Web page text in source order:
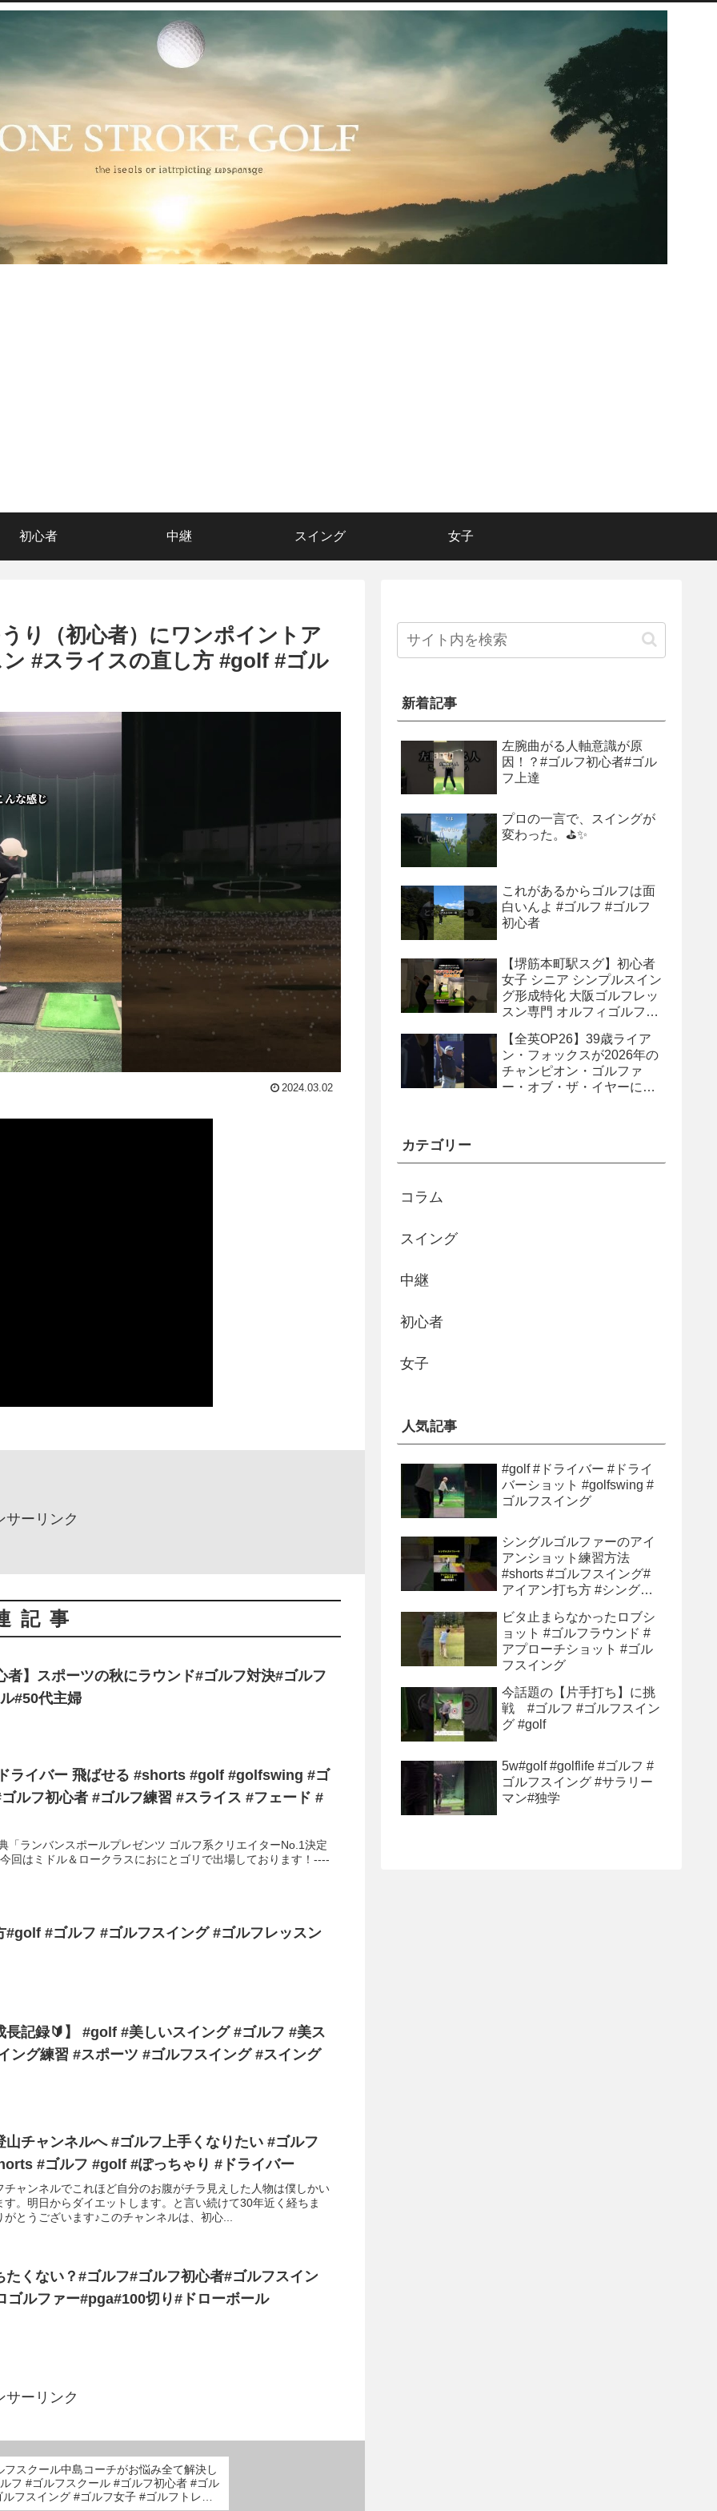
初心者 中継 スイング 女子
り（初心者）にワンポイントア
#スライスの直し方 #golf #ゴル
2024.03.02
サーリンク
記事
者】スポーツの秋にラウンド#ゴルフ対決#ゴルフ
#50代主婦
ライバー 飛ばせる #shorts #golf #golfswing #ゴ
ルフ初心者 #ゴルフ練習 #スライス #フェード #
「ランバンスポールプレゼンツ ゴルフ系クリエイターNo.1決定
回はミドル＆ロークラスにおにとゴリで出場しております！----
#golf #ゴルフ #ゴルフスイング #ゴルフレッスン
長記録🔰】 #golf #美しいスイング #ゴルフ #美ス
ング練習 #スポーツ #ゴルフスイング #スイング
チャンネルへ #ゴルフ上手くなりたい #ゴルフ
#ゴルフ #golf #ぽっちゃり #ドライバー
ャンネルでこれほど自分のお腹がチラ見えした人物は僕しかい
。明日からダイエットします。と言い続けて30年近く経ちま
とうございます♪このチャンネルは、初心...
たくない？#ゴルフ#ゴルフ初心者#ゴルフスイン
ゴルファー#pga#100切り#ドローボール
サーリンク
フスクール中島コーチがお悩み全て解決し
フ #ゴルフスクール #ゴルフ初心者 #ゴル
フスイング #ゴルフ女子 #ゴルフトレー
新着記事
左腕曲がる人軸意識が原
因！？#ゴルフ初心者#ゴル
フ上達
プロの一言で、スイングが
変わった。⛳✨
これがあるからゴルフは面
白いんよ #ゴルフ #ゴルフ
初心者
【堺筋本町駅スグ】初心者
女子 シニア シンプルスイン
グ形成特化 大阪ゴルフレッ
スン専門 オルフィゴルフス
付中 #ゴルフレッスン #ゴ
ルフスクール #ゴルフスイ
ング
【全英OP26】39歳ライア
ン・フォックスが2026年の
チャンピオン・ゴルファ
ー・オブ・ザ・イヤーに
カテゴリー
コラム
スイング
中継
初心者
女子
人気記事
#golf #ドライバー #ドライ
バーショット #golfswing #
ゴルフスイング
シングルゴルファーのアイ
アンショット練習方法
#shorts #ゴルフスイング#
アイアン打ち方 #シングル
ゴルフ練習方法
ビタ止まらなかったロブシ
ョット #ゴルフラウンド #
アプローチショット #ゴル
フスイング
今話題の【片手打ち】に挑
戦 #ゴルフ #ゴルフスイン
グ #golf
5w#golf #golflife #ゴルフ #
ゴルフスイング #サラリー
マン#独学